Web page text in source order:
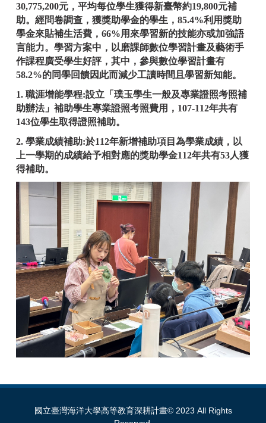
30,775,200元，平均每位學生獲得新臺幣約19,800元補
助。經問卷調查，獲獎助學金的學生，85.4%利用獎助
學金來貼補生活費，66%用來學習新的技能亦或加強語
言能力。學習方案中，以磨課師數位學習計畫及藝術手
作課程廣受學生好評，其中，參與數位學習計畫有
58.2%的同學回饋因此而減少工讀時間且學習新知能。
1. 職涯增能學程:設立「璞玉學生一般及專業證照考照補
助辦法」補助學生專業證照考照費用，107-112年共有
143位學生取得證照補助。
2. 學業成績補助:於112年新增補助項目為學業成績，以
上一學期的成績給予相對應的獎助學金112年共有53人獲
得補助。
國立臺灣海洋大學高等教育深耕計畫© 2023 All Rights